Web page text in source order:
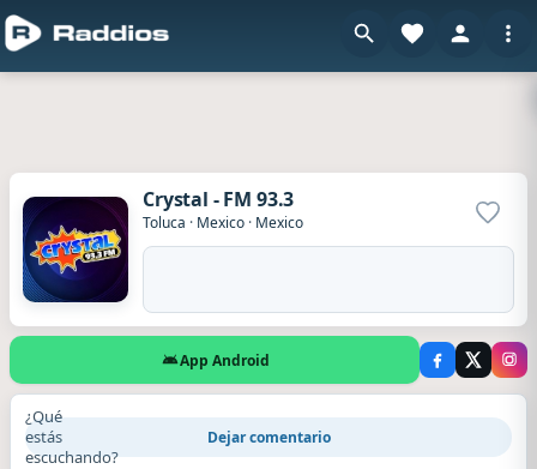
Crystal - FM 93.3
Toluca · Mexico · Mexico
App Android
¿Qué
estás
escuchando?
Dejar comentario